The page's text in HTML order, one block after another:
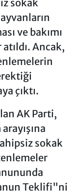
sokak
ve bakımı
Ancak,
çıktı.
AK Parti,
sokak
Teklifi"ni